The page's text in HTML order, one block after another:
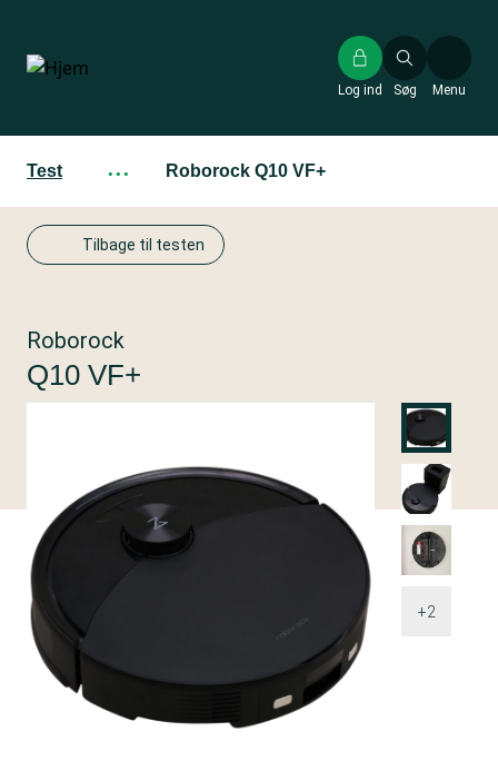
hovedindhold
Søg
Log ind Menu
Test ··· Roborock Q10 VF+
Tilbage til testen
+2
Roborock
Q10 VF+